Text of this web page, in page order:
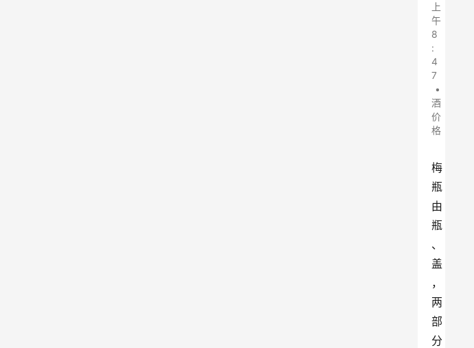
上
午
8
:
4
7
•
酒
价
格
梅
瓶
由
瓶
、
盖
，
两
部
分